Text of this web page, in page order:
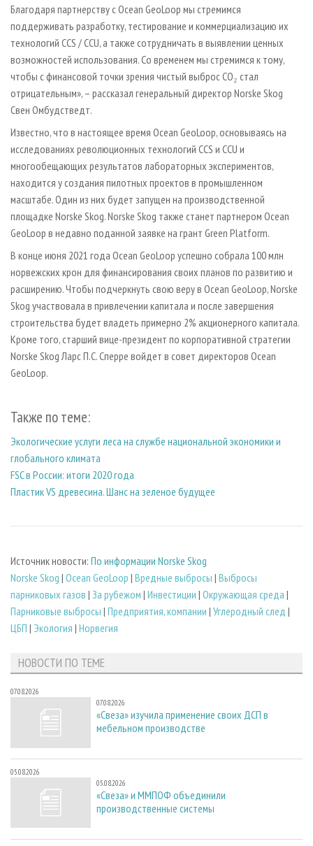
Благодаря партнерству с Ocean GeoLoop мы стремимся
поддерживать разработку, тестирование и коммерциализацию их
технологий CCS / CCU, а также сотрудничать в выявлении ценных
возможностей использования. Со временем мы стремимся к тому,
чтобы с финансовой точки зрения чистый выброс CO₂ стал
отрицательным», – рассказал генеральный директор Norske Skog
Свен Омбудстведт.
Известно, что в настоящее время Ocean GeoLoop, основываясь на
исследованиях революционных технологий CCS и CCU и
многообещающих результатов лабораторных экспериментов,
находится у создания пилотных проектов в промышленном
масштабе. Один из них будет запущен на производственной
площадке Norske Skog. Norske Skog также станет партнером Ocean
GeoLoop в недавно поданной заявке на грант Green Platform.
В конце июня 2021 года Ocean GeoLoop успешно собрала 100 млн
норвежских крон для финансирования своих планов по развитию и
расширению. Чтобы подчеркнуть свою веру в Ocean GeoLoop, Norske
Skog участвовала в привлечении капитала и после завершения
строительства будет владеть примерно 2% акционерного капитала.
Кроме того, старший вице-президент по корпоративной стратегии
Norske Skog Ларс П.С. Сперре войдет в совет директоров Ocean
GeoLoop.
Также по теме:
Экологические услуги леса на службе национальной экономики и
глобального климата
FSC в России: итоги 2020 года
Пластик VS древесина. Шанс на зеленое будущее
Источник новости: По информации Norske Skog
Norske Skog | Ocean GeoLoop | Вредные выбросы | Выбросы
парниковых газов | За рубежом | Инвестиции | Окружающая среда |
Парниковые выбросы | Предприятия, компании | Углеродный след |
ЦБП | Экология | Норвегия
НОВОСТИ ПО ТЕМЕ
07.08.2026
07.08.2026
«Свеза» изучила применение своих ДСП в
мебельном производстве
05.08.2026
05.08.2026
«Свеза» и ММПОФ объединили
производственные системы